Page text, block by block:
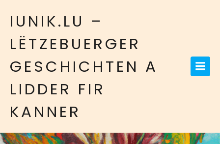
IUNIK.LU –
LËTZEBUERGER
GESCHICHTEN A
LIDDER FIR
KANNER